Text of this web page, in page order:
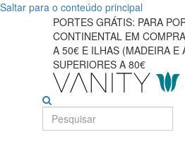
Saltar para o conteúdo principal
Descubra
produtos
essenciais
cuidados
PORTES GRÁTIS: PARA
CONTINENTAL EM
A 50€ E ILHAS (MADEIRA E
SUPERIORES A 80€